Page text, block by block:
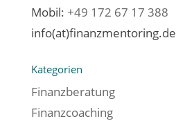
Mobil: +49 172 67 17 388
info(at)finanzmentoring.de
Kategorien
Finanzberatung
Finanzcoaching